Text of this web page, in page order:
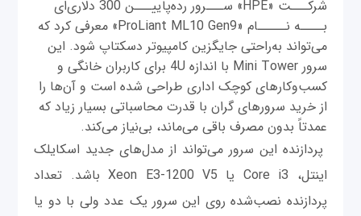
شرکـــت «HPE» ســـرور رده‌پاییـــن 300 دلاری‌ای
بــــه نـــــام «ProLiant ML10 Gen9» معرفی کرد که
می‌تواند به‌راحتی جایگزین کامپیوتر دسکتاپ شود. این
سرور Mini Tower با اندازه 4U برای کاربران خانگی و
کسب‌وکارهای کوچک اداری طراحی شده است و آن‌ها را
از خرید سرورهای گران با قدرت محاسباتی بسیار زیاد که
عمدتاً بدون مصرف باقی می‌ماند، بی‌نیاز می‌کند.
پردازنده این سرور می‌تواند از مدل‌های جدید اسکایلک
اینتل، Core i3 یا Xeon E3-1200 V5 باشد. تعداد
پردازنده نصب‌شده روی این سرور یک عدد ولی با دو یا